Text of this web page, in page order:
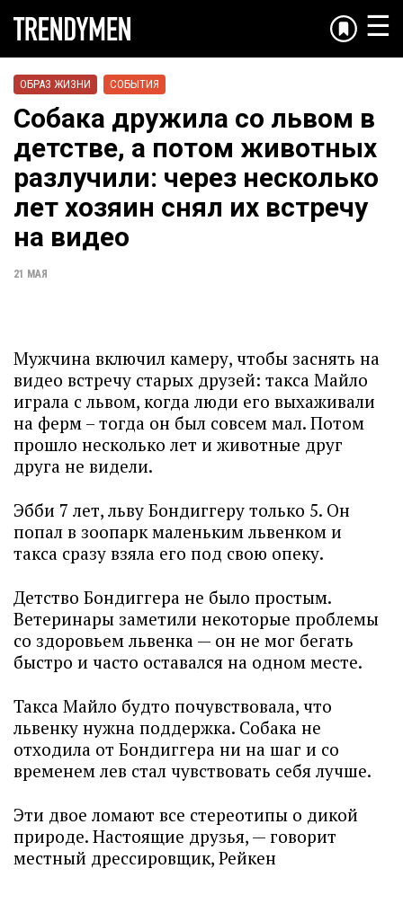
☰
ОБРАЗ ЖИЗНИ СОБЫТИЯ
Собака дружила со львом в
детстве, а потом животных
разлучили: через несколько
лет хозяин снял их встречу
на видео
21 МАЯ
Мужчина включил камеру, чтобы заснять на
видео встречу старых друзей: такса Майло
играла с львом, когда люди его выхаживали
на ферм – тогда он был совсем мал. Потом
прошло несколько лет и животные друг
друга не видели.
Эбби 7 лет, льву Бондиггеру только 5. Он
попал в зоопарк маленьким львенком и
такса сразу взяла его под свою опеку.
Детство Бондиггера не было простым.
Ветеринары заметили некоторые проблемы
со здоровьем львенка — он не мог бегать
быстро и часто оставался на одном месте.
Такса Майло будто почувствовала, что
львенку нужна поддержка. Собака не
отходила от Бондиггера ни на шаг и со
временем лев стал чувствовать себя лучше.
Эти двое ломают все стереотипы о дикой
природе. Настоящие друзья, — говорит
местный дрессировщик, Рейкен